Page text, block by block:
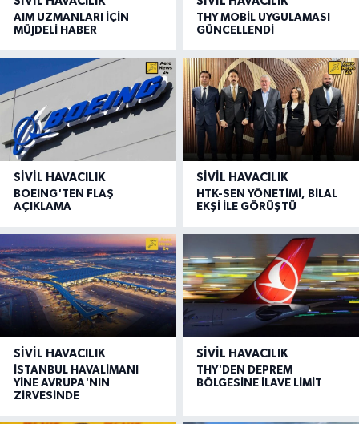
AIM UZMANLARI İÇİN
MÜJDELİ HABER
THY MOBİL UYGULAMASI
GÜNCELLENDİ
SIVIL HAVACILIK
BOEING'TEN FLAŞ
AÇIKLAMA
SIVIL HAVACILIK
HTK-SEN YÖNETİMİ, BİLAL
EKŞİ İLE GÖRÜŞTÜ
SIVIL HAVACILIK
İSTANBUL HAVALİMANI
YİNE AVRUPA'NIN
ZİRVESİNDE
SIVIL HAVACILIK
THY'DEN DEPREM
BÖLGESİNE İLAVE LİMİT